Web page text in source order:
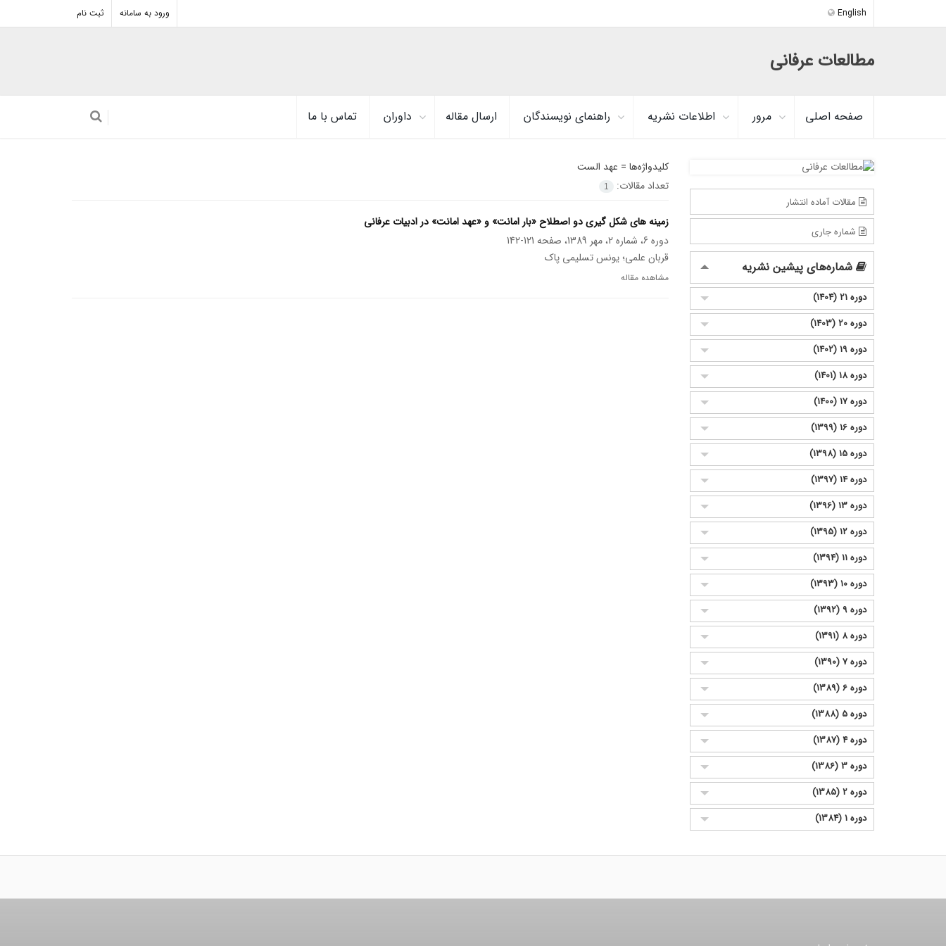
ورود به سامانه ثبت نام English
مطالعات عرفانی
صفحه اصلی مرور اطلاعات نشریه راهنمای نویسندگان ارسال مقاله داوران تماس با ما
کلیدواژه‌ها = عهد الست
تعداد مقالات:
1
زمینه های شکل گیری دو اصطلاح «بار امانت» و «عهد امانت» در ادبیات عرفانی
دوره 6، شماره 2، مهر 1389، صفحه
121-142
قربان علمی؛ یونس تسلیمی پاک
مشاهده مقاله
مقالات آماده انتشار
شماره جاری
شماره‌های پیشین نشریه
دوره 21 (1404)
دوره 20 (1403)
دوره 19 (1402)
دوره 18 (1401)
دوره 17 (1400)
دوره 16 (1399)
دوره 15 (1398)
دوره 14 (1397)
دوره 13 (1396)
دوره 12 (1395)
دوره 11 (1394)
دوره 10 (1393)
دوره 9 (1392)
دوره 8 (1391)
دوره 7 (1390)
دوره 6 (1389)
دوره 5 (1388)
دوره 4 (1387)
دوره 3 (1386)
دوره 2 (1385)
دوره 1 (1384)